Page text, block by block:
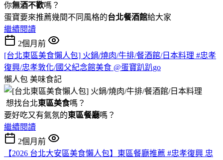
你無酒不歡嗎？
蛋寶要來推薦幾間不同風格的台北餐酒館給大家
繼續閱讀
2個月前
[台北東區美食懶人包] 火鍋/燒肉/牛排/餐酒館/日本料理 #忠孝
復興/忠孝敦化/國父紀念館美食 @蛋寶趴趴go
懶人包 美味食記
想找台北東區美食嗎？
要好吃又有氣氛的東區餐廳嗎？
繼續閱讀
2個月前
【2026 台北大安區美食懶人包】東區餐廳推薦 #忠孝復興 忠